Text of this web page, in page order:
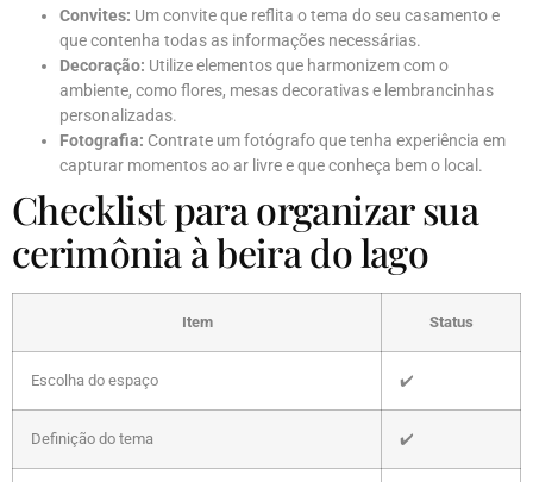
Convites: Um convite que reflita o tema do seu casamento e
que contenha todas as informações necessárias.
Decoração: Utilize elementos que harmonizem com o
ambiente, como flores, mesas decorativas e lembrancinhas
personalizadas.
Fotografia: Contrate um fotógrafo que tenha experiência em
capturar momentos ao ar livre e que conheça bem o local.
Checklist para organizar sua
cerimônia à beira do lago
Item Status
Escolha do espaço ✔️
Definição do tema ✔️